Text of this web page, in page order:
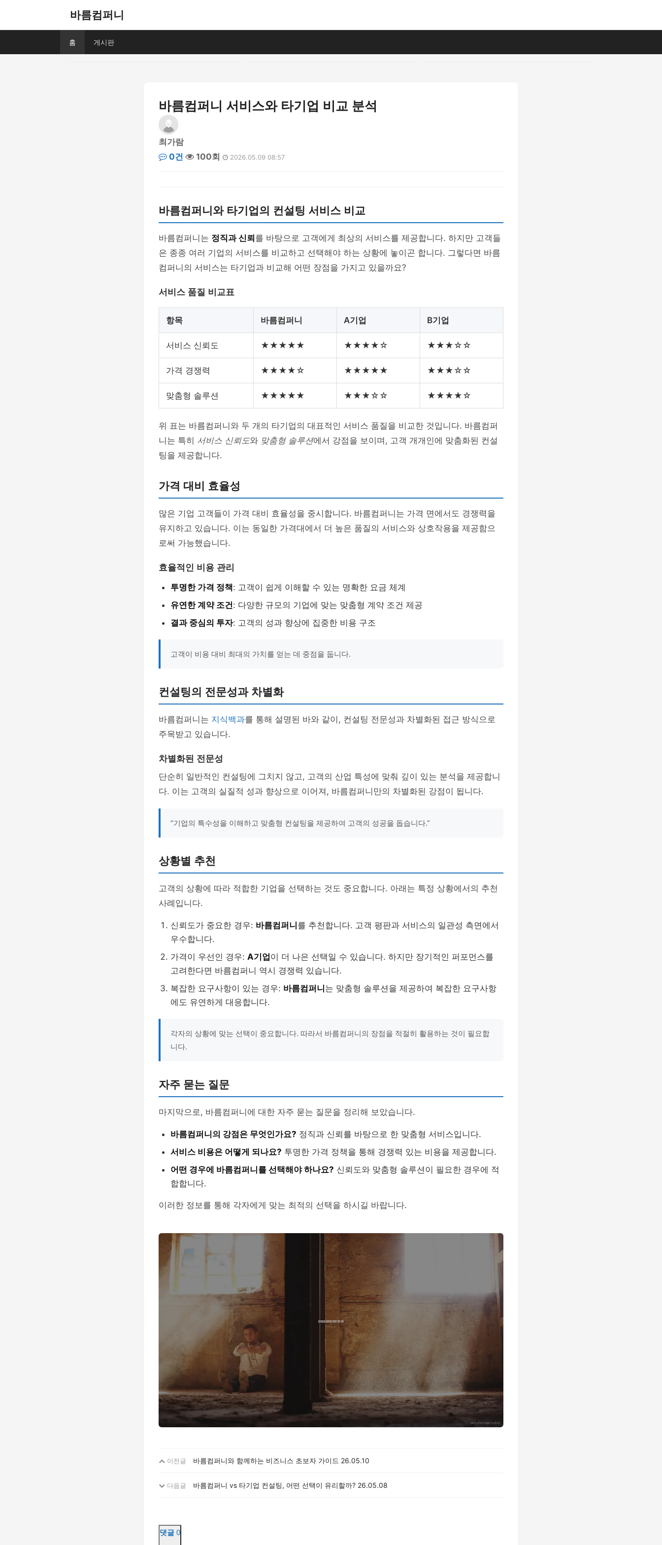
바름컴퍼니
홈 게시판
바름컴퍼니 서비스와 타기업 비교 분석
최가람
0건
100회 2026.05.09 08:57
바름컴퍼니와 타기업의 컨설팅 서비스 비교
바름컴퍼니는 정직과 신뢰 를 바탕으로 고객에게 최상의 서비스를 제공합니다. 하지만 고객들
은 종종 여러 기업의 서비스를 비교하고 선택해야 하는 상황에 놓이곤 합니다. 그렇다면 바름
컴퍼니의 서비스는 타기업과 비교해 어떤 장점을 가지고 있을까요?
서비스 품질 비교표
항목 바름컴퍼니 A기업 B기업
서비스 신뢰도 ★★★★★ ★★★★☆ ★★★☆☆
가격 경쟁력 ★★★★☆ ★★★★★ ★★★☆☆
맞춤형 솔루션 ★★★★★ ★★★☆☆ ★★★★☆
위 표는 바름컴퍼니와 두 개의 타기업의 대표적인 서비스 품질을 비교한 것입니다. 바름컴퍼
니는 특히 서비스 신뢰도와 맞춤형 솔루션에서 강점을 보이며, 고객 개개인에 맞춤화된 컨설
팅을 제공합니다.
가격 대비 효율성
많은 기업 고객들이 가격 대비 효율성을 중시합니다. 바름컴퍼니는 가격 면에서도 경쟁력을
유지하고 있습니다. 이는 동일한 가격대에서 더 높은 품질의 서비스와 상호작용을 제공함으
로써 가능했습니다.
효율적인 비용 관리
투명한 가격 정책: 고객이 쉽게 이해할 수 있는 명확한 요금 체계
유연한 계약 조건: 다양한 규모의 기업에 맞는 맞춤형 계약 조건 제공
결과 중심의 투자: 고객의 성과 향상에 집중한 비용 구조
고객이 비용 대비 최대의 가치를 얻는 데 중점을 둡니다.
컨설팅의 전문성과 차별화
바름컴퍼니는 지식백과를 통해 설명된 바와 같이, 컨설팅 전문성과 차별화된 접근 방식으로
주목받고 있습니다.
차별화된 전문성
단순히 일반적인 컨설팅에 그치지 않고, 고객의 산업 특성에 맞춰 깊이 있는 분석을 제공합니
다. 이는 고객의 실질적 성과 향상으로 이어져, 바름컴퍼니만의 차별화된 강점이 됩니다.
“기업의 특수성을 이해하고 맞춤형 컨설팅을 제공하여 고객의 성공을 돕습니다.”
상황별 추천
고객의 상황에 따라 적합한 기업을 선택하는 것도 중요합니다. 아래는 특정 상황에서의 추천
사례입니다.
신뢰도가 중요한 경우: 바름컴퍼니 를 추천합니다. 고객 평판과 서비스의 일관성 측면에서
우수합니다.
가격이 우선인 경우: A기업 이 더 나은 선택일 수 있습니다. 하지만 장기적인 퍼포먼스를
고려한다면 바름컴퍼니 역시 경쟁력 있습니다.
복잡한 요구사항이 있는 경우: 바름컴퍼니 는 맞춤형 솔루션을 제공하여 복잡한 요구사항
에도 유연하게 대응합니다.
각자의 상황에 맞는 선택이 중요합니다. 따라서 바름컴퍼니의 장점을 적절히 활용하는 것이 필요합
니다.
자주 묻는 질문
마지막으로, 바름컴퍼니에 대한 자주 묻는 질문을 정리해 보았습니다.
바름컴퍼니의 강점은 무엇인가요? 정직과 신뢰를 바탕으로 한 맞춤형 서비스입니다.
서비스 비용은 어떻게 되나요? 투명한 가격 정책을 통해 경쟁력 있는 비용을 제공합니다.
어떤 경우에 바름컴퍼니를 선택해야 하나요? 신뢰도와 맞춤형 솔루션이 필요한 경우에 적
합합니다.
이러한 정보를 통해 각자에게 맞는 최적의 선택을 하시길 바랍니다.
이전글 바름컴퍼니와 함께하는 비즈니스 초보자 가이드 26.05.10
다음글 바름컴퍼니 vs 타기업 컨설팅, 어떤 선택이 유리할까? 26.05.08
댓글 0